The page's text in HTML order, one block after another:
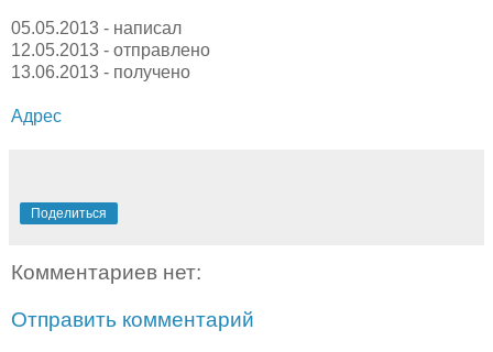
05.05.2013 - написал
12.05.2013 - отправлено
13.06.2013 - получено
Адрес
Поделиться
Комментариев нет:
Отправить комментарий